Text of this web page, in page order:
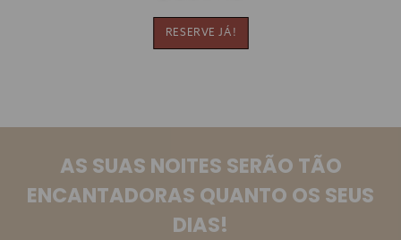
RESERVE JÁ!
AS SUAS NOITES SERÃO TÃO
ENCANTADORAS QUANTO OS SEUS
DIAS!